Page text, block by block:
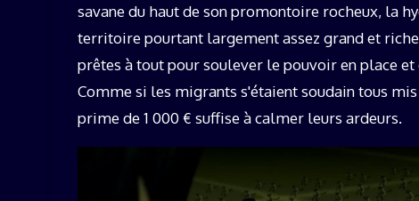
savane du haut de son promontoire rocheux, la
territoire pourtant largement assez grand et
prêtes à tout pour soulever le pouvoir en place
Comme si les migrants s'étaient soudain tous
prime de 1 000 € suffise à calmer leurs ardeurs.